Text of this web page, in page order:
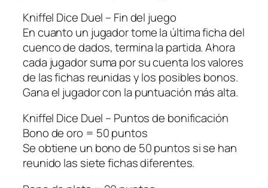
Kniffel Dice Duel – Fin del juego
En cuanto un jugador tome la última ficha del
cuenco de dados, termina la partida. Ahora
cada jugador suma por su cuenta los valores
de las fichas reunidas y los posibles bonos.
Gana el jugador con la puntuación más alta.
Kniffel Dice Duel – Puntos de bonificación
Bono de oro = 50 puntos
Se obtiene un bono de 50 puntos si se han
reunido las siete fichas diferentes.